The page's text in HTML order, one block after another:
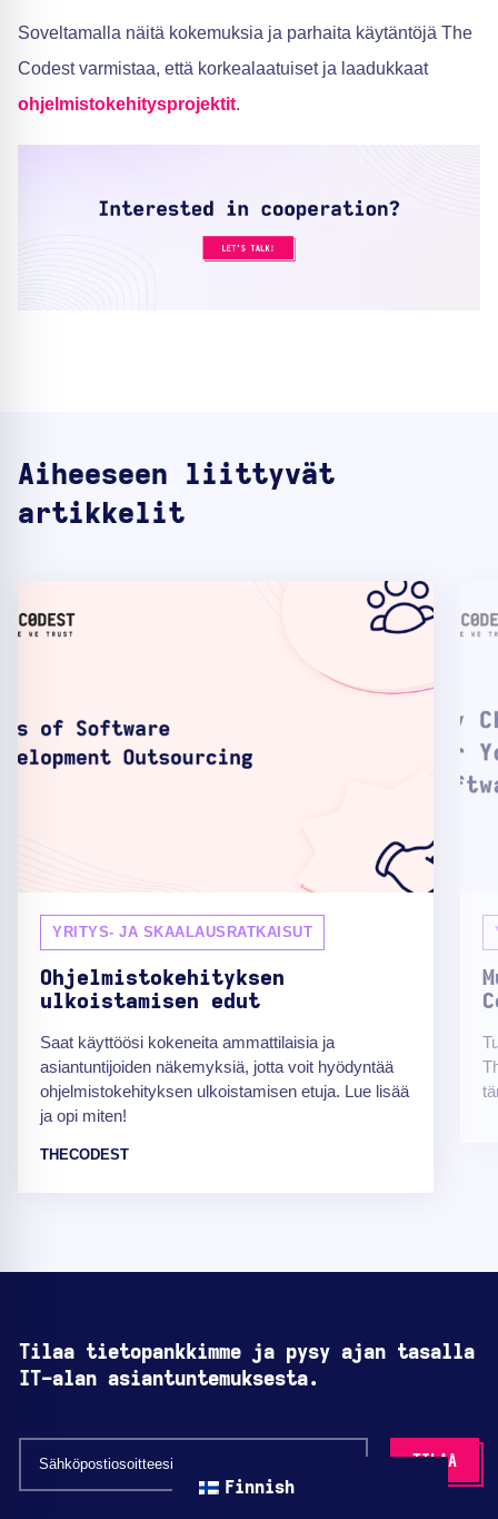
Soveltamalla näitä kokemuksia ja parhaita käytäntöjä The
Codest varmistaa, että korkealaatuiset ja laadukkaat
ohjelmistokehitysprojektit.
Aiheeseen liittyvät
artikkelit
YRITYS- JA SKAALAUSRATKAISUT
Ohjelmistokehityksen
ulkoistamisen edut
Saat käyttöösi kokeneita ammattilaisia ja
asiantuntijoiden näkemyksiä, jotta voit hyödyntää
ohjelmistokehityksen ulkoistamisen etuja. Lue lisää
ja opi miten!
THECODEST
Tilaa tietopankkimme ja pysy ajan tasalla
IT-alan asiantuntemuksesta.
Finnish